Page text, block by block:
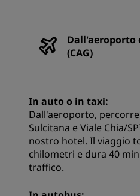
Dall'aeroporto
(CAG)
In auto o in taxi:
Dall'aeroporto,
Sulcitana e Viale Chia/
nostro hotel. Il viaggio
chilometri e dura 40
traffico.